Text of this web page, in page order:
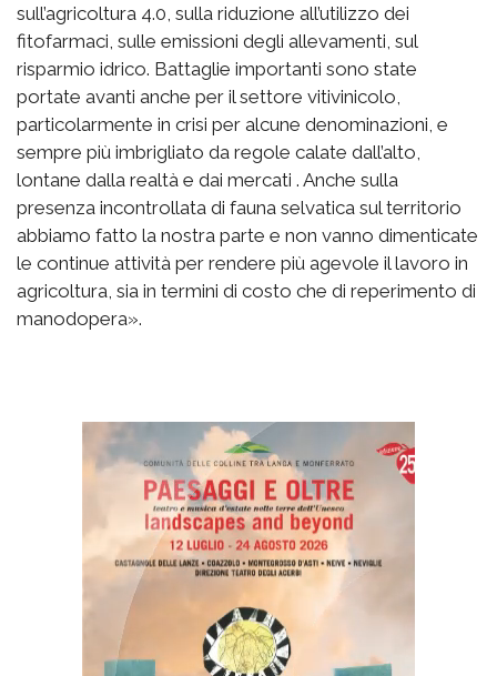
sull’agricoltura 4.0, sulla riduzione all’utilizzo dei
fitofarmaci, sulle emissioni degli allevamenti, sul
risparmio idrico. Battaglie importanti sono state
portate avanti anche per il settore vitivinicolo,
particolarmente in crisi per alcune denominazioni, e
sempre più imbrigliato da regole calate dall’alto,
lontane dalla realtà e dai mercati . Anche sulla
presenza incontrollata di fauna selvatica sul territorio
abbiamo fatto la nostra parte e non vanno dimenticate
le continue attività per rendere più agevole il lavoro in
agricoltura, sia in termini di costo che di reperimento di
manodopera».